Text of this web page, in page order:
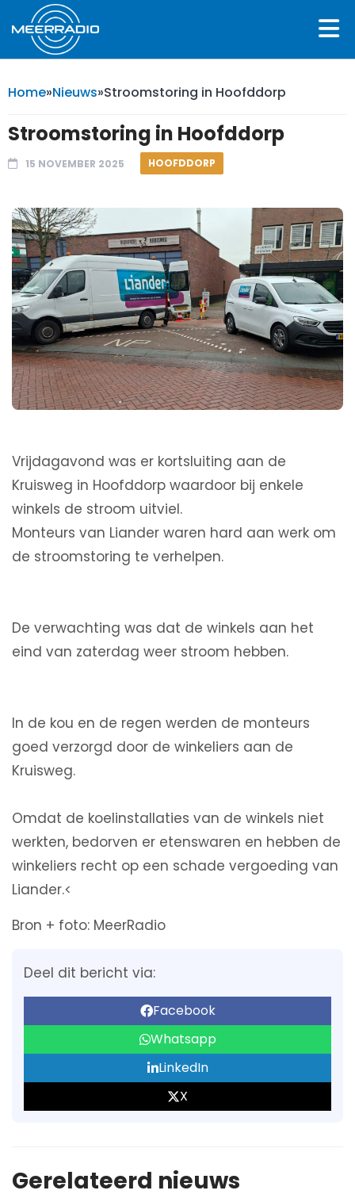
Home»Nieuws»Stroomstoring in Hoofddorp
Stroomstoring in Hoofddorp
15 NOVEMBER 2025 HOOFDDORP
Vrijdagavond was er kortsluiting aan de
Kruisweg in Hoofddorp waardoor bij enkele
winkels de stroom uitviel.
Monteurs van Liander waren hard aan werk om
de stroomstoring te verhelpen.
De verwachting was dat de winkels aan het
eind van zaterdag weer stroom hebben.
In de kou en de regen werden de monteurs
goed verzorgd door de winkeliers aan de
Kruisweg.
Omdat de koelinstallaties van de winkels niet
werkten, bedorven er etenswaren en hebben de
winkeliers recht op een schade vergoeding van
Liander.<
Bron + foto: MeerRadio
Deel dit bericht via:
Facebook
Whatsapp
LinkedIn
X
Gerelateerd nieuws